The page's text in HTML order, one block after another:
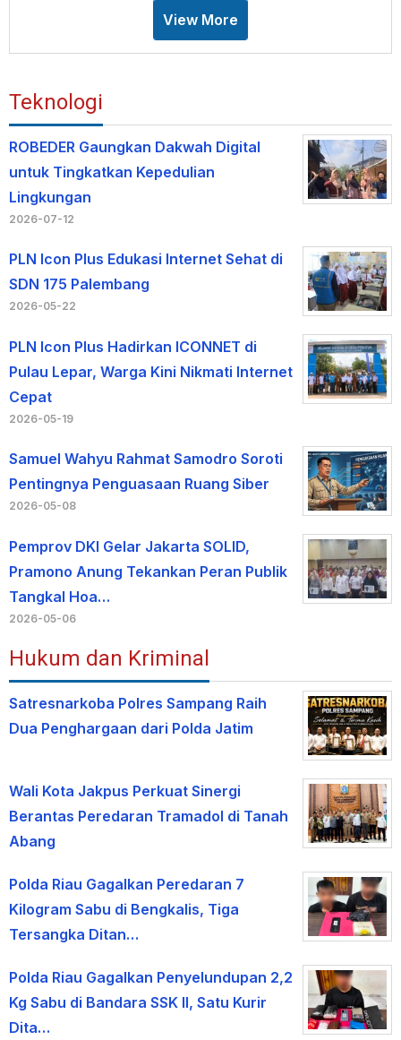
View More
Teknologi
ROBEDER Gaungkan Dakwah Digital
untuk Tingkatkan Kepedulian
Lingkungan
2026-07-12
PLN Icon Plus Edukasi Internet Sehat di
SDN 175 Palembang
2026-05-22
PLN Icon Plus Hadirkan ICONNET di
Pulau Lepar, Warga Kini Nikmati Internet
Cepat
2026-05-19
Samuel Wahyu Rahmat Samodro Soroti
Pentingnya Penguasaan Ruang Siber
2026-05-08
Pemprov DKI Gelar Jakarta SOLID,
Pramono Anung Tekankan Peran Publik
Tangkal Hoa…
2026-05-06
Hukum dan Kriminal
Satresnarkoba Polres Sampang Raih
Dua Penghargaan dari Polda Jatim
Wali Kota Jakpus Perkuat Sinergi
Berantas Peredaran Tramadol di Tanah
Abang
Polda Riau Gagalkan Peredaran 7
Kilogram Sabu di Bengkalis, Tiga
Tersangka Ditan…
Polda Riau Gagalkan Penyelundupan 2,2
Kg Sabu di Bandara SSK II, Satu Kurir
Dita…